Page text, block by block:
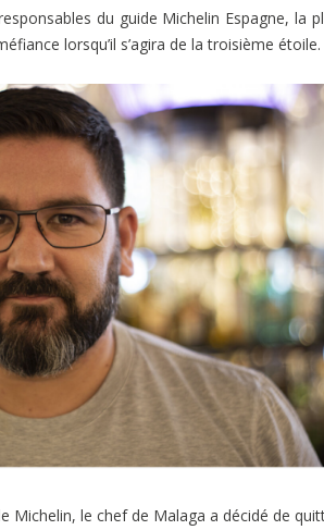
du guide Michelin Espagne, la
lorsqu’il s’agira de la troisième étoile.
Michelin, le chef de Malaga a décidé de